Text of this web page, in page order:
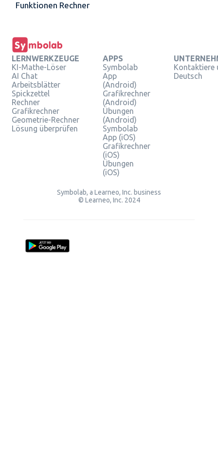
Funktionen Rechner
LERNWERKZEUGE
KI-Mathe-Löser
AI Chat
Arbeitsblätter
Spickzettel
Rechner
Grafikrechner
Geometrie-Rechner
Lösung überprüfen
APPS
Symbolab
App
(Android)
Grafikrechner
(Android)
Übungen
(Android)
Symbolab
App (iOS)
Grafikrechner
(iOS)
Übungen
(iOS)
Kontaktiere
Deutsch
Symbolab, a Learneo, Inc. business
© Learneo, Inc. 2024